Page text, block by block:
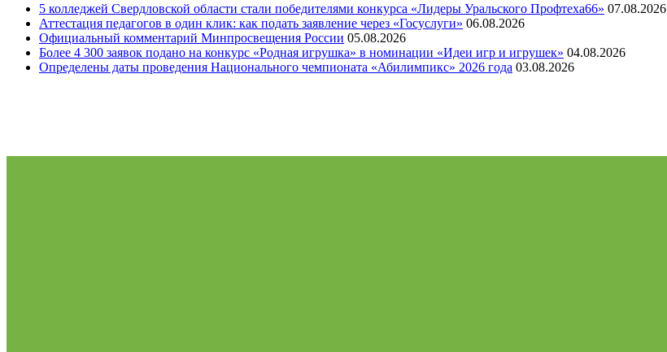
5 колледжей Свердловской области стали победителями конкурса «Лидеры Уральского Профтеха66» 07.08.2026
Аттестация педагогов в один клик: как подать заявление через «Госуслуги» 06.08.2026
Официальный комментарий Минпросвещения России 05.08.2026
Более 4 300 заявок подано на конкурс «Родная игрушка» в номинации «Идеи игр и игрушек» 04.08.2026
Определены даты проведения Национального чемпионата «Абилимпикс» 2026 года 03.08.2026